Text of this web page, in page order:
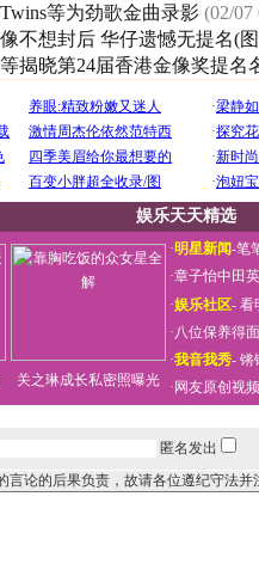
等为劲歌金曲录影 (02/07
不想封后 华仔遗憾无提名(
揭晓第24届香港金像奖提名
娱乐天天精选
关之琳成长私密照曝光
·明星新闻-笔
·章子怡中田
·娱乐社区- 看
·八位保养得
·我音我秀- 锵
· 网友原创视
匿名发出
言论的后果负责，故请各位遵纪守法并